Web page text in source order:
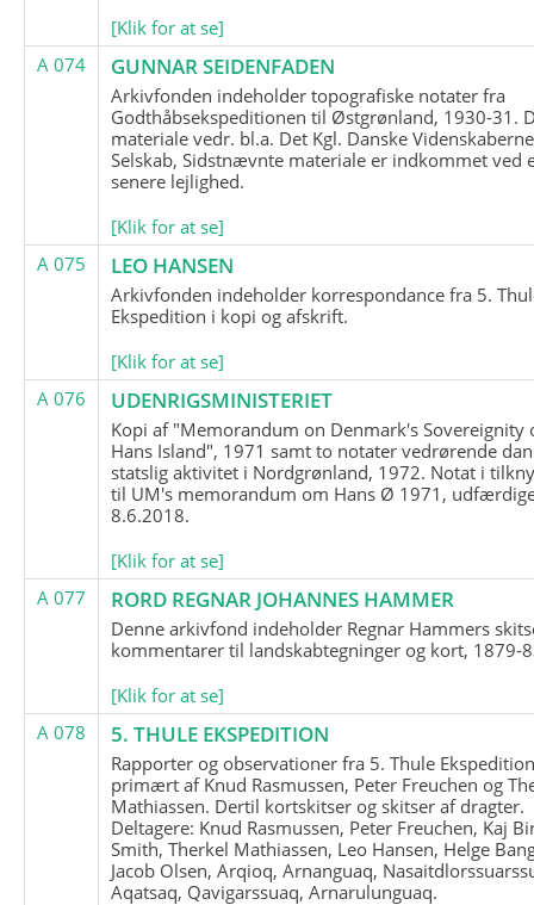
[Klik for at se]
A 074
GUNNAR SEIDENFADEN
Arkivfonden indeholder topografiske notater fra
Godthåbsekspeditionen til Østgrønland, 1930-31.
materiale vedr. bl.a. Det Kgl. Danske
Selskab, Sidstnævnte materiale er indkommet ved
senere lejlighed.
[Klik for at se]
A 075
LEO HANSEN
Arkivfonden indeholder korrespondance fra 5.
Ekspedition i kopi og afskrift.
[Klik for at se]
A 076
UDENRIGSMINISTERIET
Kopi af "Memorandum on Denmark's Sovereignity
Hans Island", 1971 samt to notater vedrørende
statslig aktivitet i Nordgrønland, 1972. Notat i
til UM's memorandum om Hans Ø 1971,
8.6.2018.
[Klik for at se]
A 077
RORD REGNAR JOHANNES HAMMER
Denne arkivfond indeholder Regnar Hammers
kommentarer til landskabtegninger og kort, 1879-
[Klik for at se]
A 078
5. THULE EKSPEDITION
Rapporter og observationer fra 5. Thule
primært af Knud Rasmussen, Peter Freuchen og
Mathiassen. Dertil kortskitser og skitser af dragter.
Deltagere: Knud Rasmussen, Peter Freuchen, Kaj
Smith, Therkel Mathiassen, Leo Hansen, Helge
Jacob Olsen, Arqioq, Arnanguaq,
Aqatsaq, Qavigarssuaq, Arnarulunguaq.